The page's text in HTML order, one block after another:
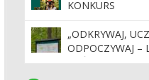
KONKURS
"LEŚNE SADY -
DZIEDZICTWO,
KTÓRE TRWA".
„ODKRYWAJ,
ODPOCZYWAJ –
PAŃSTWOWE